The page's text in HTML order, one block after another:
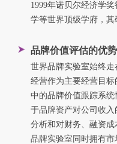
1999年诺贝尔经济学
学等世界顶级学府，其
品牌价值评估的优势
世界品牌实验室始终
经营作为主要经营目
中的品牌价值跟踪系
于品牌资产对公司收
分析和对财务、融资
品牌实验室同时拥有